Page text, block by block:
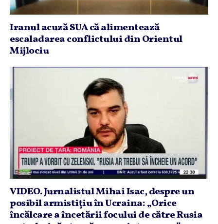
Iranul acuză SUA că alimentează
escaladarea conflictului din Orientul
Mijlociu
VIDEO. Jurnalistul Mihai Isac, despre un
posibil armistiţiu în Ucraina: „Orice
încălcare a încetării focului de către Rusia